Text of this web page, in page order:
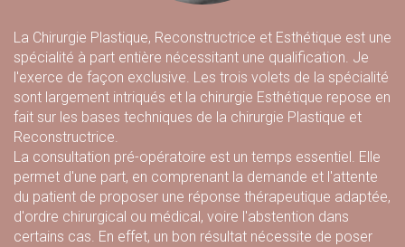
La Chirurgie Plastique, Reconstructrice et Esthétique est une
spécialité à part entière nécessitant une qualification. Je
l'exerce de façon exclusive. Les trois volets de la spécialité
sont largement intriqués et la chirurgie Esthétique repose en
fait sur les bases techniques de la chirurgie Plastique et
Reconstructrice.
La consultation pré-opératoire est un temps essentiel. Elle
permet d'une part, en comprenant la demande et l'attente
du patient de proposer une réponse thérapeutique adaptée,
d'ordre chirurgical ou médical, voire l'abstention dans
certains cas. En effet, un bon résultat nécessite de poser